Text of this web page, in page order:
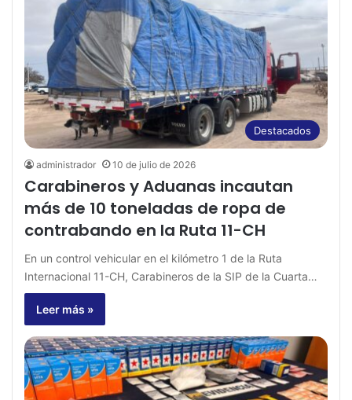
Destacados
administrador 10 de julio de 2026
Carabineros y Aduanas incautan
más de 10 toneladas de ropa de
contrabando en la Ruta 11-CH
En un control vehicular en el kilómetro 1 de la Ruta
Internacional 11-CH, Carabineros de la SIP de la Cuarta…
Leer más »